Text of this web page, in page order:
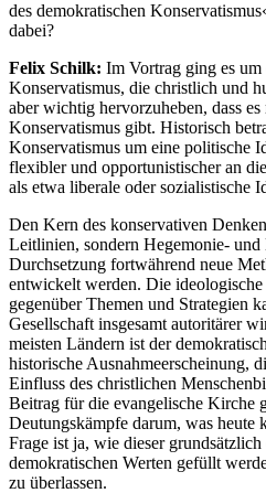
des demokratischen
dabei?
Felix Schilk: Im Vortrag ging es um
Konservatismus, die christlich und
aber wichtig hervorzuheben, dass es
Konservatismus gibt. Historisch
Konservatismus um eine politische
flexibler und opportunistischer an
als etwa liberale oder sozialistische
Den Kern des konservativen
Leitlinien, sondern Hegemonie- und
Durchsetzung fortwährend neue
entwickelt werden. Die
gegenüber Themen und Strategien
Gesellschaft insgesamt autoritärer
meisten Ländern ist der
historische Ausnahmeerscheinung,
Einfluss des christlichen
Beitrag für die evangelische Kirche
Deutungskämpfe darum, was
Frage ist ja, wie dieser
demokratischen Werten gefüllt
zu überlassen.